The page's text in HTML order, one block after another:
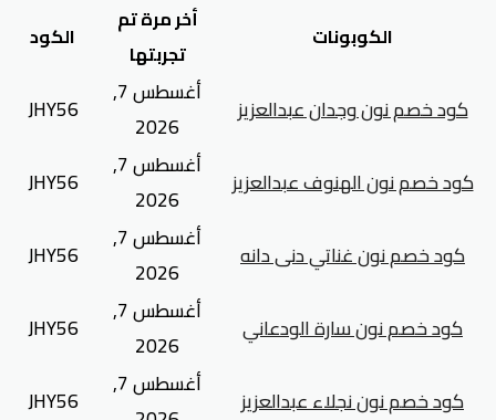
الكوبونات
أخر مرة تم
تجربتها
الكود
كود خصم نون وجدان عبدالعزيز
أغسطس 7,
2026
JHY56
كود خصم نون الهنوف عبدالعزيز
أغسطس 7,
2026
JHY56
كود خصم نون غناتي دنى دانه
أغسطس 7,
2026
JHY56
كود خصم نون سارة الودعاني
أغسطس 7,
2026
JHY56
كود خصم نون نجلاء عبدالعزيز
أغسطس 7,
JHY56